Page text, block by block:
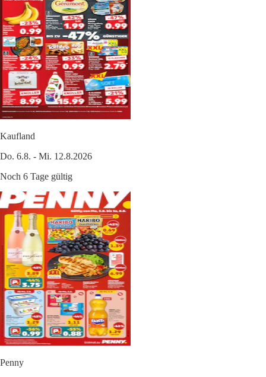
Kaufland
Do. 6.8. - Mi. 12.8.2026
Noch 6 Tage gültig
Penny